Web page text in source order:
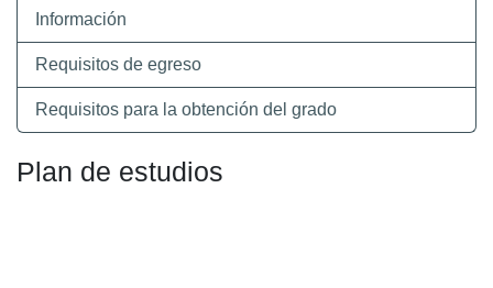
Información
Requisitos de egreso
Requisitos para la obtención del grado
Plan de estudios